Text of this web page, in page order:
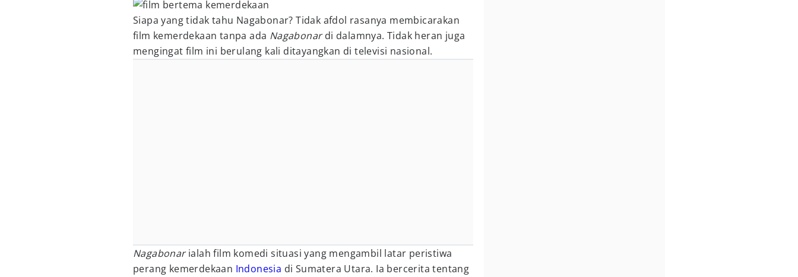
Siapa yang tidak tahu Nagabonar? Tidak afdol rasanya membicarakan
film kemerdekaan tanpa ada Nagabonardi dalamnya. Tidak heran juga
mengingat film ini berulang kali ditayangkan di televisi nasional.
Nagabonarialah film komedi situasi yang mengambil latar peristiwa
perang kemerdekaan Indonesia di Sumatera Utara. Ia bercerita tentang